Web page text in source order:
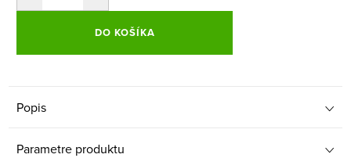
DO KOŠÍKA
Popis
Parametre produktu